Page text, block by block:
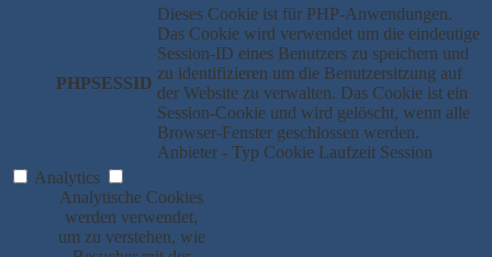
PHPSESSID
Dieses Cookie ist für PHP-Anwendungen.
Das Cookie wird verwendet um die eindeutige
Session-ID eines Benutzers zu speichern und
zu identifizieren um die Benutzersitzung auf
der Website zu verwalten. Das Cookie ist ein
Session-Cookie und wird gelöscht, wenn alle
Browser-Fenster geschlossen werden.
Anbieter - Typ Cookie Laufzeit Session
Analytics
Analytische Cookies
werden verwendet,
um zu verstehen, wie